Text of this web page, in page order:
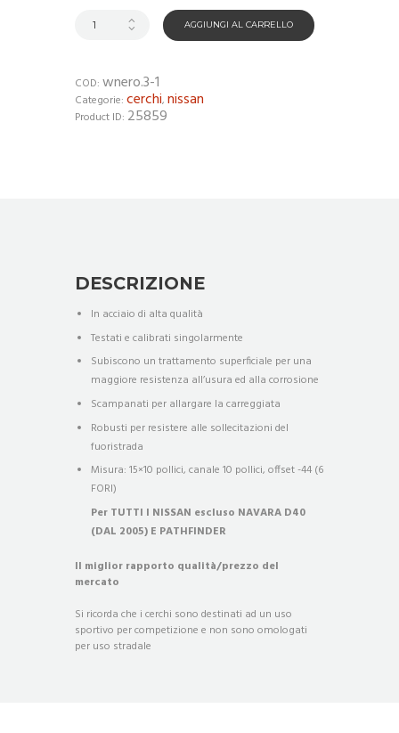
AGGIUNGI AL CARRELLO
COD: wnero.3-1
Categorie: cerchi, nissan
Product ID: 25859
DESCRIZIONE
In acciaio di alta qualità
Testati e calibrati singolarmente
Subiscono un trattamento superficiale per una
maggiore resistenza all’usura ed alla corrosione
Scampanati per allargare la carreggiata
Robusti per resistere alle sollecitazioni del
fuoristrada
Misura: 15×10 pollici, canale 10 pollici, offset -44 (6
FORI)
Per TUTTI I NISSAN escluso NAVARA D40
(DAL 2005) E PATHFINDER
Il miglior rapporto qualità/prezzo del
mercato
Si ricorda che i cerchi sono destinati ad un uso
sportivo per competizione e non sono omologati
per uso stradale